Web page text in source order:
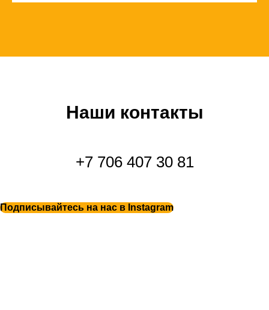
Наши контакты
+7 706 407 30 81
Подписывайтесь на нас в Instagram